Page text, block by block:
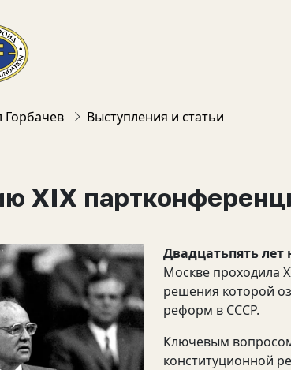
Выступления и статьи
XIX
Двадцатьпять лет
Москве проходила
решения которой
реформ в СССР.
Ключевым
конституционной